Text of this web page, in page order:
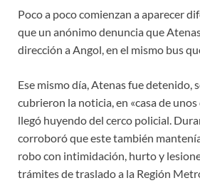
Poco a poco comienzan a aparecer
que un anónimo denuncia que
dirección a Angol, en el mismo bus
Ese mismo día, Atenas fue detenido,
cubrieron la noticia, en «casa de
llegó huyendo del cerco policial.
corroboró que este también
robo con intimidación, hurto y
trámites de traslado a la Región